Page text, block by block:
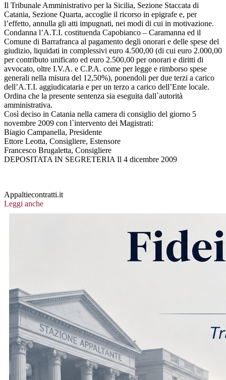
Il Tribunale Amministrativo per la Sicilia, Sezione Staccata di
Catania, Sezione Quarta, accoglie il ricorso in epigrafe e, per
l’effetto, annulla gli atti impugnati, nei modi di cui in motivazione.
Condanna l’A.T.I. costituenda Capobianco – Caramanna ed il
Comune di Barrafranca al pagamento degli onorari e delle spese del
giudizio, liquidati in complessivi euro 4.500,00 (di cui euro 2.000,00
per contributo unificato ed euro 2.500,00 per onorari e diritti di
avvocato, oltre I.V.A. e C.P.A. come per legge e rimborso spese
generali nella misura del 12,50%), ponendoli per due terzi a carico
dell’A.T.I. aggiudicataria e per un terzo a carico dell’Ente locale.
Ordina che la presente sentenza sia eseguita dall`autorità
amministrativa.
Così deciso in Catania nella camera di consiglio del giorno 5
novembre 2009 con l`intervento dei Magistrati:
Biagio Campanella, Presidente
Ettore Leotta, Consigliere, Estensore
Francesco Brugaletta, Consigliere
DEPOSITATA IN SEGRETERIA Il 4 dicembre 2009
Appaltiecontratti.it
Leggi anche